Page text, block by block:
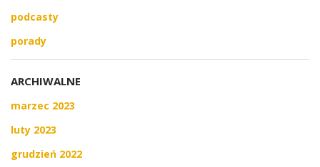
podcasty
porady
ARCHIWALNE
marzec 2023
luty 2023
grudzień 2022